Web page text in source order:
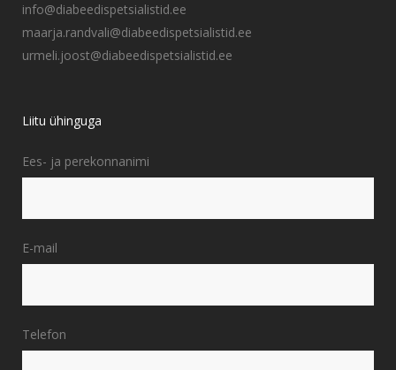
info@diabeedispetsialistid.ee
maarja.randvali@diabeedispetsialistid.ee
urmeli.joost@diabeedispetsialistid.ee
Liitu ühinguga
Ees- ja perekonnanimi
E-mail
Telefon